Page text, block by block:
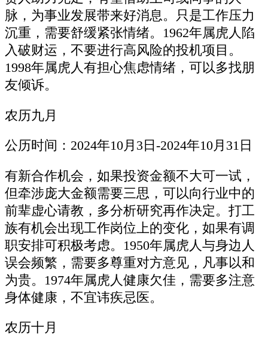
脉，为事业发展带来好消息。只是工作压力
沉重，需要舒缓紧张情绪。1962年属虎人陷
入破财运，不要进行高风险的投机项目。
1998年属虎人有担心焦虑情绪，可以多找朋
友倾诉。
农历九月
公历时间：2024年10月3日-2024年10月31日
有新合作机会，如果投资金额不大可一试，
但牵涉庞大金额需要三思，可以向行业中的
前辈虚心请教，多分析研究再作决定。打工
族有机会出现工作岗位上的变化，如果有调
职安排可积极考虑。1950年属虎人与身边人
误会频繁，需要多尊重对方意见，凡事以和
为贵。1974年属虎人健康欠佳，需要多注意
身体健康，不宜讳疾忌医。
农历十月